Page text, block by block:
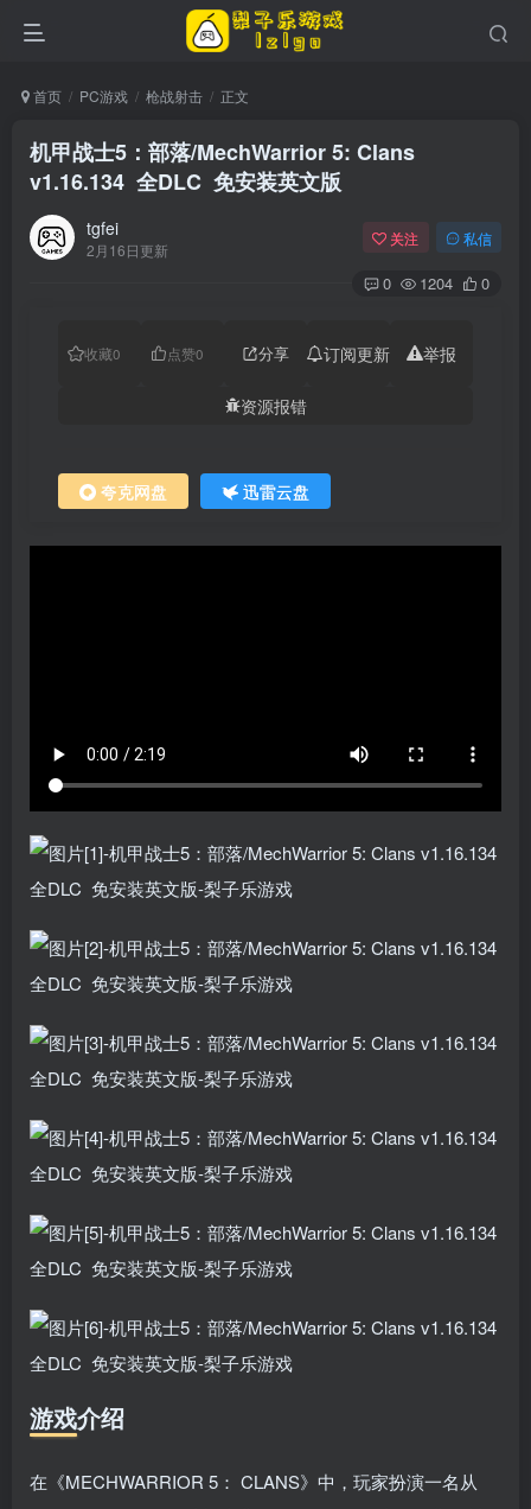
首页 PC游戏 枪战射击 正文
机甲战士5：部落/MechWarrior 5: Clans
v1.16.134 全DLC 免安装英文版
tgfei
2月16日更新
关注 私信
0 1204 0
收藏0 点赞0 分享 订阅更新 举报
资源报错
夸克网盘 迅雷云盘
游戏介绍
在《MECHWARRIOR 5： CLANS》中，玩家扮演一名从